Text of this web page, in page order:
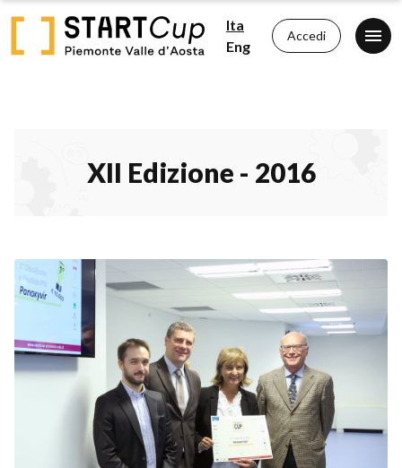
Ita
Eng
Accedi
XII Edizione - 2016